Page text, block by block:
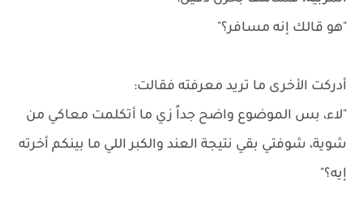
"هو قالك إنه مسافر؟"
أدركت الأخرى ما تريد معرفته فقالت:
"لاء، بس الموضوع واضح جداً زي ما أتكلمت معاكي من
شوية، شوفتي بقي نتيجة العند والكبر اللي ما بينكم أخرته
إيه؟"